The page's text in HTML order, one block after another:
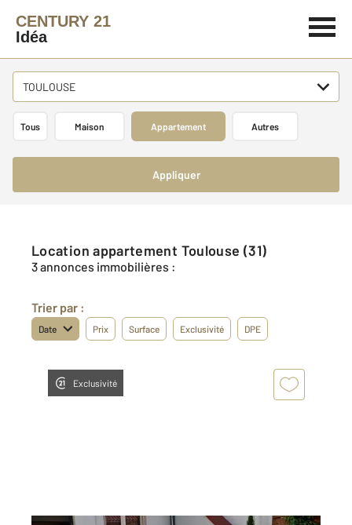
CENTURY 21
Idéa
TOULOUSE
Tous Maison Appartement Autres
Appliquer
Location appartement Toulouse (31)
3 annonces immobilières :
Trier par :
Date Prix Surface Exclusivité DPE
Exclusivité